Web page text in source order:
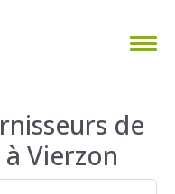
de
Vierzon